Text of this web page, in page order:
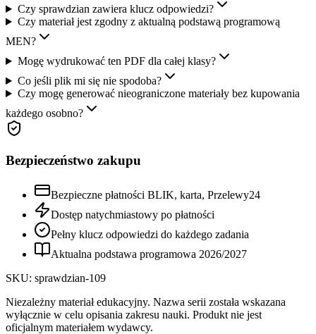
Czy sprawdzian zawiera klucz odpowiedzi?
Czy materiał jest zgodny z aktualną podstawą programową
MEN?
Mogę wydrukować ten PDF dla całej klasy?
Co jeśli plik mi się nie spodoba?
Czy mogę generować nieograniczone materiały bez kupowania
każdego osobno?
Bezpieczeństwo zakupu
Bezpieczne płatności BLIK, karta, Przelewy24
Dostęp natychmiastowy po płatności
Pełny klucz odpowiedzi do każdego zadania
Aktualna podstawa programowa 2026/2027
SKU: sprawdzian-109
Niezależny materiał edukacyjny. Nazwa serii została wskazana
wyłącznie w celu opisania zakresu nauki. Produkt nie jest
oficjalnym materiałem wydawcy.